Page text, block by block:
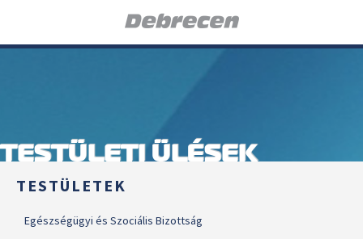
TESTÜLETI ÜLÉSEK
TESTÜLETEK
Egészségügyi és Szociális Bizottság